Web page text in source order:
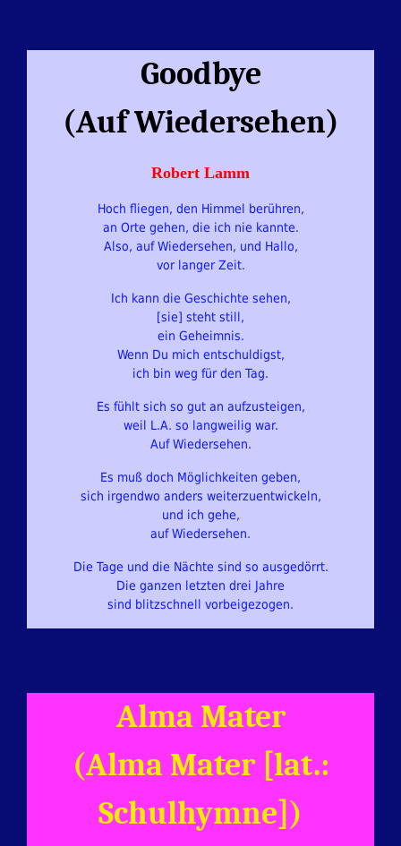
Goodbye
(Auf Wiedersehen)
Robert Lamm
Hoch fliegen, den Himmel berühren,
an Orte gehen, die ich nie kannte.
Also, auf Wiedersehen, und Hallo,
vor langer Zeit.
Ich kann die Geschichte sehen,
[sie] steht still,
ein Geheimnis.
Wenn Du mich entschuldigst,
ich bin weg für den Tag.
Es fühlt sich so gut an aufzusteigen,
weil L.A. so langweilig war.
Auf Wiedersehen.
Es muß doch Möglichkeiten geben,
sich irgendwo anders weiterzuentwickeln,
und ich gehe,
auf Wiedersehen.
Die Tage und die Nächte sind so ausgedörrt.
Die ganzen letzten drei Jahre
sind blitzschnell vorbeigezogen.
Alma Mater
(Alma Mater [lat.:
Schulhymne])